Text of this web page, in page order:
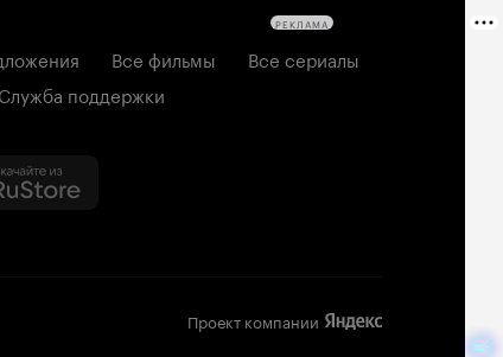
Все фильмы
Все сериалы
Служба поддержки
Проект компании
РЕКЛАМА